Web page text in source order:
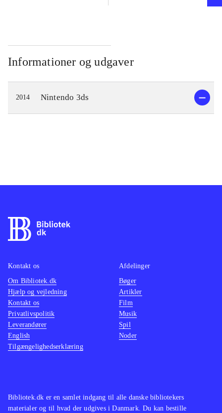
Informationer og udgaver
2014 Nintendo 3ds
Bibliotek.dk er en samlet indgang til alle danske bibliotekers
materialer og til hvad der udgives i Danmark. Du kan bestille
Kontakt os
Om Bibliotek.dk
Hjælp og vejledning
Kontakt os
Privatlivspolitik
Leverandører
English
Tilgængelighedserklæring
Afdelinger
Bøger
Artikler
Film
Musik
Spil
Noder